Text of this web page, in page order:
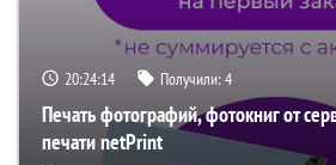
20:24:13 Получили:4
Печать фотографий, фотокниг от
печати netPrint